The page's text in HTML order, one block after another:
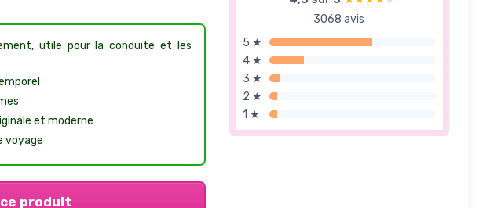
3068 avis
5 ★
4 ★
3 ★
2 ★
1 ★
utile pour la conduite et les
et moderne
voyage
produit